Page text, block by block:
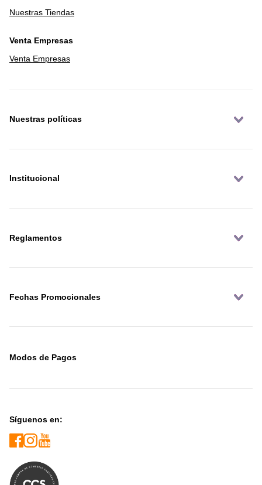
Nuestras Tiendas
Venta Empresas
Venta Empresas
Nuestras políticas
Institucional
Reglamentos
Fechas Promocionales
Modos de Pagos
Síguenos en: